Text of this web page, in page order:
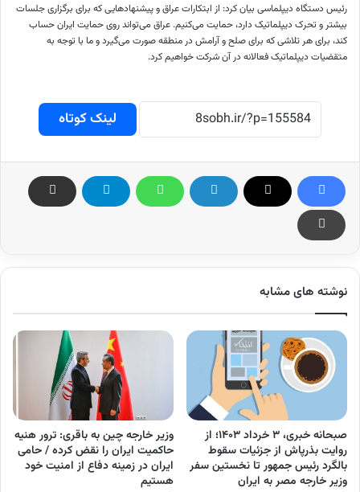
رئیس دستگاه دیپلماسی بیان کرد: از ابتکارات عراق و پیشنهادهایی که برای برگزاری جلسات
بیشتر و تحرک دیپلماتیک دارد، حمایت می‌کنیم. عراق می‌تواند روی حمایت ایران حساب
کند، برای هر تلاشی که برای صلح و آرامش در منطقه صورت می‌گیرد و ما با توجه به
متقضیات دیپلماتیک فعالانه در آن شرکت خواهیم کرد.
لینک کوتاه
نوشته های مشابه
صبحانه خبری، ۳ خرداد ۱۴۰۳؛ از
روایت بذرپاش از جزئیات سقوط
بالگرد رئیس جمهور تا نخستین سفر
وزیر خارجه مصر به ایران
وزیر خارجه چین به باقری: ترور هنیه
حاکمیت ایران را نقض کرده / حامی
ایران در زمینه دفاع از امنیت خود
هستیم